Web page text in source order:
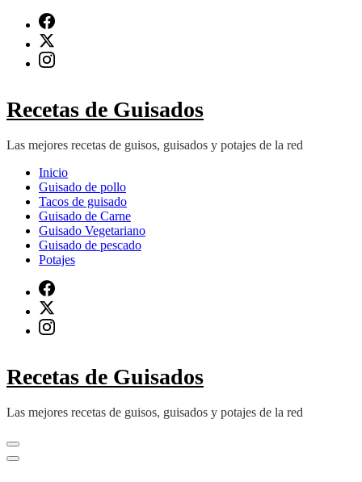
contenido
(presiona
Recetas de Guisados
Las mejores recetas de guisos, guisados y potajes de la red
Inicio
Guisado de pollo
Tacos de guisado
Guisado de Carne
Guisado Vegetariano
Guisado de pescado
Potajes
Recetas de Guisados
Las mejores recetas de guisos, guisados y potajes de la red